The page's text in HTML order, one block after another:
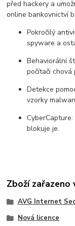
před hackery a
online bankovnictví
Pokročilý
spyware a
Behaviorální
počítači chová
Detekce
vzorky
blokuje je.
Zboží zařazeno
AVG Internet
Nová licence